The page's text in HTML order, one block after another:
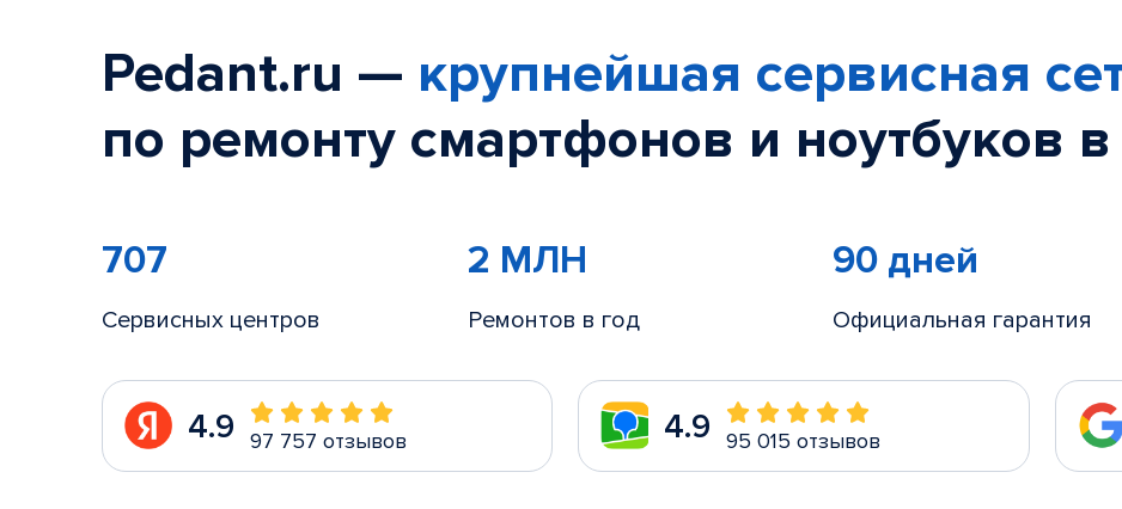
Pedant.ru — крупнейшая сервисная
по ремонту смартфонов и ноутбуков
707
Сервисных центров
2 МЛН
Ремонтов в год
90 дней
Официальная гарантия
4.9 97 757 отзывов 4.9 95 015 отзывов